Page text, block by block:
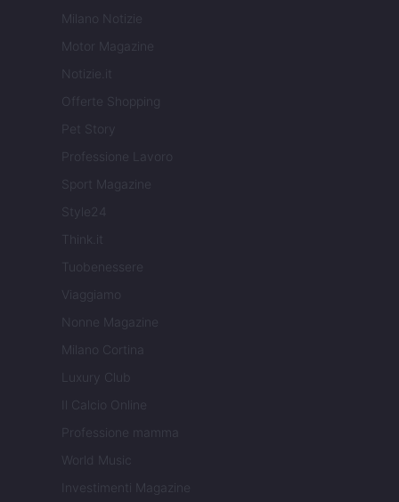
Milano Notizie
Motor Magazine
Notizie.it
Offerte Shopping
Pet Story
Professione Lavoro
Sport Magazine
Style24
Think.it
Tuobenessere
Viaggiamo
Nonne Magazine
Milano Cortina
Luxury Club
Il Calcio Online
Professione mamma
World Music
Investimenti Magazine